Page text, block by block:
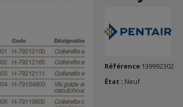
Référence 139992302
État : Neuf